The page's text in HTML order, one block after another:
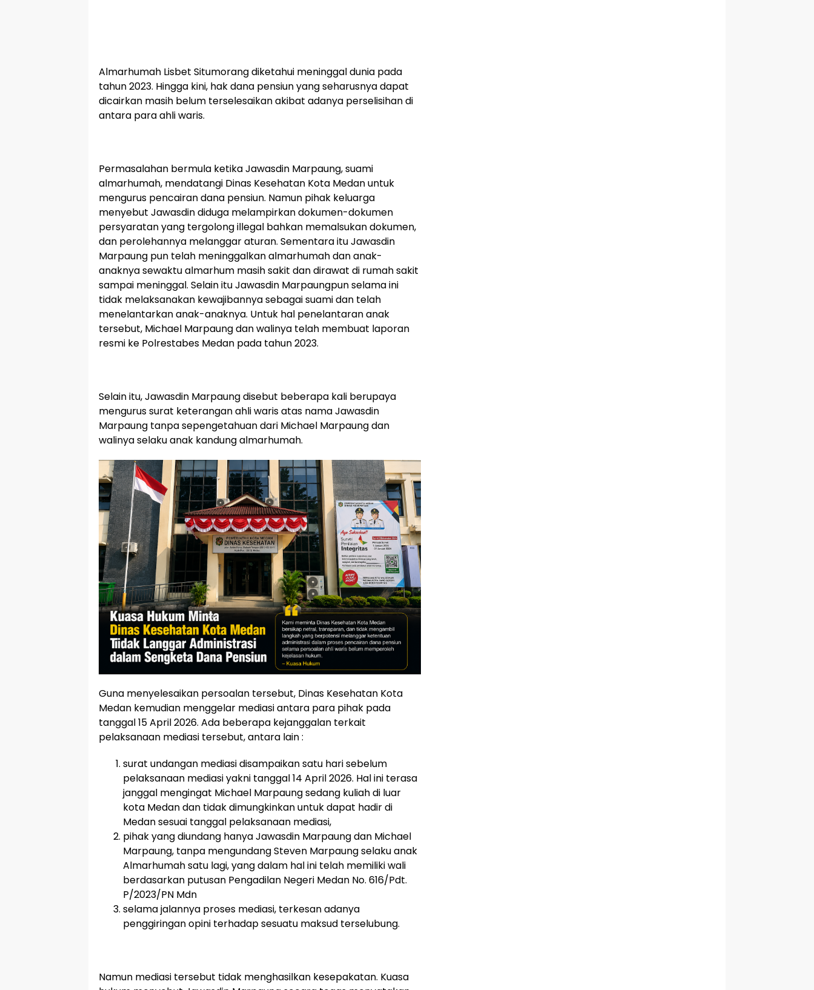
Almarhumah Lisbet Situmorang diketahui meninggal dunia pada
tahun 2023. Hingga kini, hak dana pensiun yang seharusnya dapat
dicairkan masih belum terselesaikan akibat adanya perselisihan di
antara para ahli waris.
Permasalahan bermula ketika Jawasdin Marpaung, suami
almarhumah, mendatangi Dinas Kesehatan Kota Medan untuk
mengurus pencairan dana pensiun. Namun pihak keluarga
menyebut Jawasdin diduga melampirkan dokumen-dokumen
persyaratan yang tergolong illegal bahkan memalsukan dokumen,
dan perolehannya melanggar aturan. Sementara itu Jawasdin
Marpaung pun telah meninggalkan almarhumah dan anak-
anaknya sewaktu almarhum masih sakit dan dirawat di rumah sakit
sampai meninggal. Selain itu Jawasdin Marpaungpun selama ini
tidak melaksanakan kewajibannya sebagai suami dan telah
menelantarkan anak-anaknya. Untuk hal penelantaran anak
tersebut, Michael Marpaung dan walinya telah membuat laporan
resmi ke Polrestabes Medan pada tahun 2023.
Selain itu, Jawasdin Marpaung disebut beberapa kali berupaya
mengurus surat keterangan ahli waris atas nama Jawasdin
Marpaung tanpa sepengetahuan dari Michael Marpaung dan
walinya selaku anak kandung almarhumah.
Guna menyelesaikan persoalan tersebut, Dinas Kesehatan Kota
Medan kemudian menggelar mediasi antara para pihak pada
tanggal 15 April 2026. Ada beberapa kejanggalan terkait
pelaksanaan mediasi tersebut, antara lain :
surat undangan mediasi disampaikan satu hari sebelum
pelaksanaan mediasi yakni tanggal 14 April 2026. Hal ini terasa
janggal mengingat Michael Marpaung sedang kuliah di luar
kota Medan dan tidak dimungkinkan untuk dapat hadir di
Medan sesuai tanggal pelaksanaan mediasi,
pihak yang diundang hanya Jawasdin Marpaung dan Michael
Marpaung, tanpa mengundang Steven Marpaung selaku anak
Almarhumah satu lagi, yang dalam hal ini telah memiliki wali
berdasarkan putusan Pengadilan Negeri Medan No. 616/Pdt.
P/2023/PN Mdn
selama jalannya proses mediasi, terkesan adanya
penggiringan opini terhadap sesuatu maksud terselubung.
Namun mediasi tersebut tidak menghasilkan kesepakatan. Kuasa